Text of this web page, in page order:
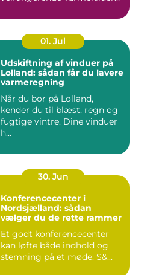
01. Jul
Udskiftning af vinduer på
Lolland: sådan får du lavere
varmeregning
Når du bor på Lolland,
kender du til blæst, regn og
fugtige vintre. Dine vinduer
h...
30. Jun
Konferencecenter i
Nordsjælland: sådan
vælger du de rette rammer
Et godt konferencecenter
kan løfte både indhold og
stemning på et møde. S&...